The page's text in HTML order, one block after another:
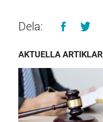
Dela:
AKTUELLA ARTIKLAR